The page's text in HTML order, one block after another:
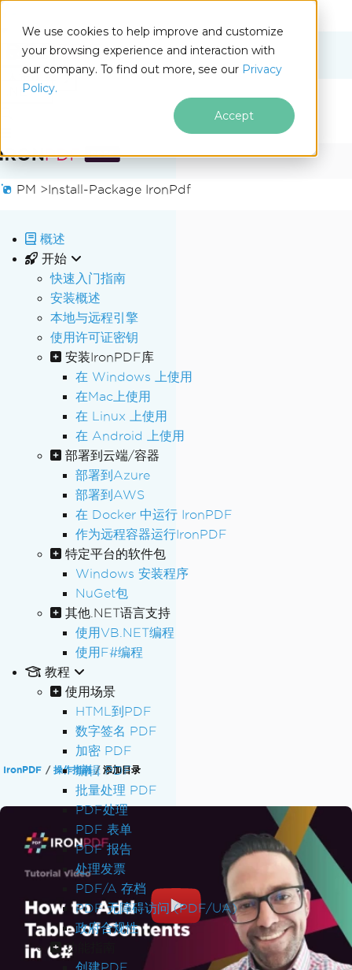
We use cookies to help improve and customize
your browsing experience and interaction with
our company. To find out more, see our Privacy
Policy.
Accept
.NET
跳至页脚内容
Docs
PM >Install-Package IronPdf
概述
开始
快速入门指南
安装概述
本地与远程引擎
使用许可证密钥
安装IronPDF库
在 Windows 上使用
在Mac上使用
在 Linux 上使用
在 Android 上使用
部署到云端/容器
部署到Azure
部署到AWS
在 Docker 中运行 IronPDF
作为远程容器运行IronPDF
特定平台的软件包
Windows 安装程序
NuGet包
其他.NET语言支持
使用VB.NET编程
使用F#编程
教程
使用场景
HTML到PDF
数字签名 PDF
加密 PDF
编辑 PDF
批量处理 PDF
PDF处理
PDF 表单
PDF 报告
处理发票
PDF/A 存档
PDF 无障碍访问 (PDF/UA)
政府合规性
功能指南
创建PDF
IronPDF 操作指南 添加目录